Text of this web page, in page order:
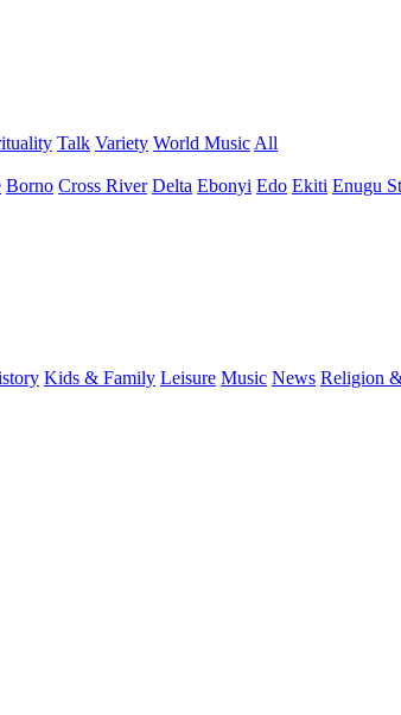
Talk Variety World Music All
Borno Cross River Delta Ebonyi Edo Ekiti Enugu
Kids & Family Leisure Music News Religion